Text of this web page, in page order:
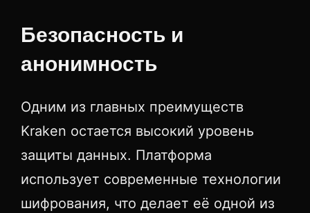
Безопасность и
анонимность
Одним из главных преимуществ
Kraken остается высокий уровень
защиты данных. Платформа
использует современные технологии
шифрования, что делает её одной из